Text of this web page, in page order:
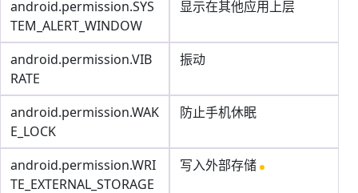
android.permission.SYS
TEM_ALERT_WINDOW
显示在其他应用上层
android.permission.VIB
RATE
振动
android.permission.WAK
E_LOCK
防止手机休眠
android.permission.WRI
TE_EXTERNAL_STORAGE
写入外部存储